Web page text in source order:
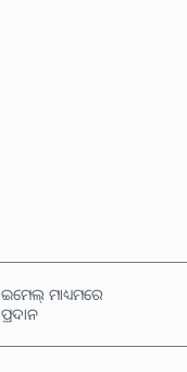
ଇମେଲ୍ ମାଧ୍ୟମରେ
ପ୍ରଦାନ